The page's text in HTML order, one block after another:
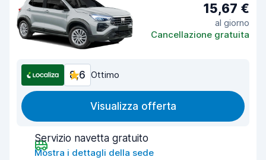
15,67 €
al giorno
Cancellazione gratuita
8,6 Ottimo
Visualizza offerta
Servizio navetta gratuito
Mostra i dettagli della sede